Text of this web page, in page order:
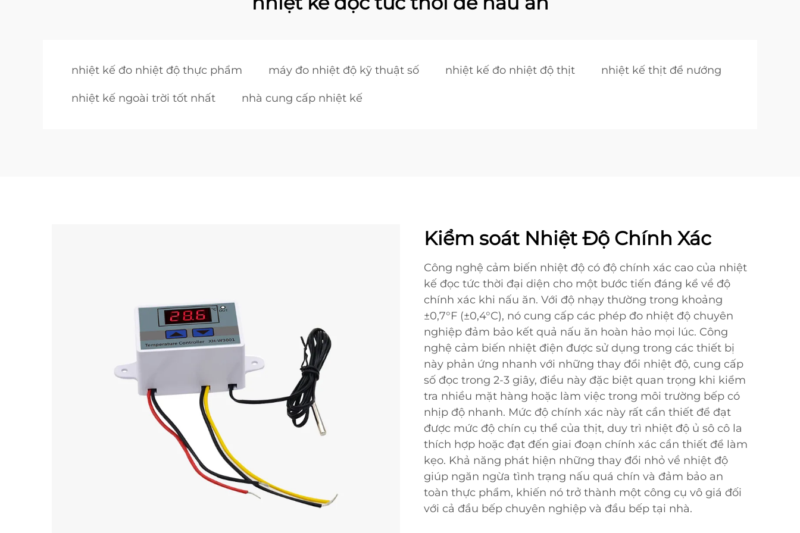
nhiệt kế đo nhiệt độ thực phẩm máy đo nhiệt độ kỹ thuật số nhiệt kế đo nhiệt độ thịt nhiệt kế thịt để nướng
nhiệt kế ngoài trời tốt nhất nhà cung cấp nhiệt kế
Kiểm soát Nhiệt Độ Chính Xác
Công nghệ cảm biến nhiệt độ có độ chính xác cao của nhiệt
kế đọc tức thời đại diện cho một bước tiến đáng kể về độ
chính xác khi nấu ăn. Với độ nhạy thường trong khoảng
±0,7°F (±0,4°C), nó cung cấp các phép đo nhiệt độ chuyên
nghiệp đảm bảo kết quả nấu ăn hoàn hảo mọi lúc. Công
nghệ cảm biến nhiệt điện được sử dụng trong các thiết bị
này phản ứng nhanh với những thay đổi nhiệt độ, cung cấp
số đọc trong 2-3 giây, điều này đặc biệt quan trọng khi kiểm
tra nhiều mặt hàng hoặc làm việc trong môi trường bếp có
nhịp độ nhanh. Mức độ chính xác này rất cần thiết để đạt
được mức độ chín cụ thể của thịt, duy trì nhiệt độ ủ sô cô la
thích hợp hoặc đạt đến giai đoạn chính xác cần thiết để làm
kẹo. Khả năng phát hiện những thay đổi nhỏ về nhiệt độ
giúp ngăn ngừa tình trạng nấu quá chín và đảm bảo an
toàn thực phẩm, khiến nó trở thành một công cụ vô giá đối
với cả đầu bếp chuyên nghiệp và đầu bếp tại nhà.